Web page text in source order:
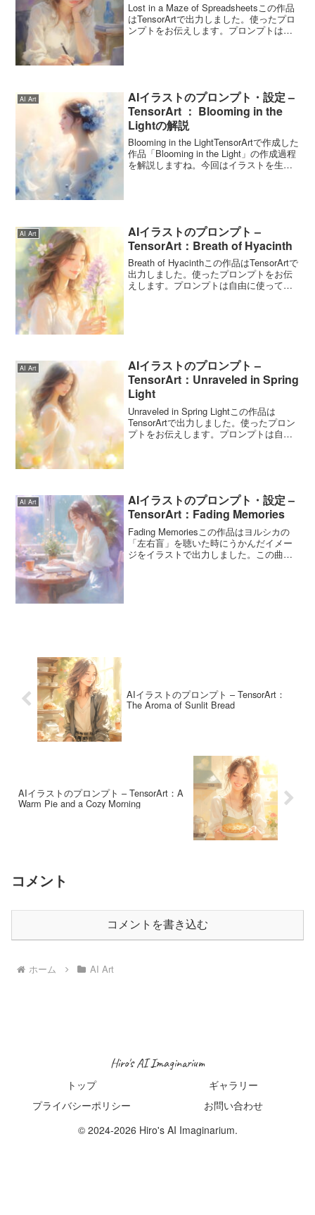
Lost in a Maze of Spreadsheetsこの作品
はTensorArtで出力しました。使ったプロ
ンプトをお伝えします。プロンプトは自
AI Art
AIイラストのプロンプト・設定 –
TensorArt ： Blooming in the
Lightの解説
Blooming in the LightTensorArtで作成した
作品「Blooming in the Light」の作成過程
を解説しますね。今回はイラストを生成
AI Art
AIイラストのプロンプト –
TensorArt：Breath of Hyacinth
Breath of Hyacinthこの作品はTensorArtで
出力しました。使ったプロンプトをお伝
えします。プロンプトは自由に使ってく
AI Art
AIイラストのプロンプト –
TensorArt：Unraveled in Spring
Light
Unraveled in Spring Lightこの作品は
TensorArtで出力しました。使ったプロン
プトをお伝えします。プロンプトは自由
AI Art
AIイラストのプロンプト・設定 –
TensorArt：Fading Memories
Fading Memoriesこの作品はヨルシカの
「左右盲」を聴いた時にうかんだイメー
ジをイラストで出力しました。この曲は
AIイラストのプロンプト – TensorArt：
The Aroma of Sunlit Bread
AIイラストのプロンプト – TensorArt：A
Warm Pie and a Cozy Morning
コメント
コメントを書き込む
ホーム AI Art
Hiro's AI Imaginarium
トップ
ギャラリー
プライバシーポリシー
お問い合わせ
© 2024-2026 Hiro's AI Imaginarium.